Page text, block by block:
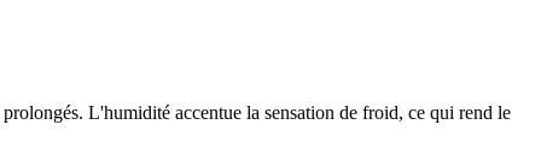
L'humidité accentue la sensation de froid, ce qui rend le